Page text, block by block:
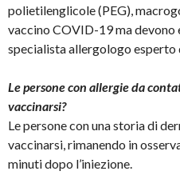
polietilenglicole (PEG),
vaccino COVID-19 ma devono
specialista allergologo esperto
Le persone con allergie da
vaccinarsi?
Le persone con una storia di
vaccinarsi, rimanendo in
minuti dopo l’iniezione.